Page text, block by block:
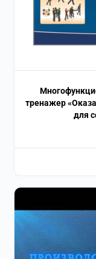
тренажер
для